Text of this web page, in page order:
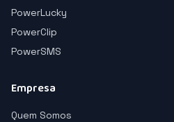
PowerLucky
PowerClip
PowerSMS
Empresa
Quem Somos